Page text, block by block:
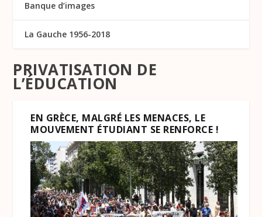
PRIVATISATION DE
L’ÉDUCATION
EN GRÈCE, MALGRÉ LES MENACES, LE
MOUVEMENT ÉTUDIANT SE RENFORCE !
Banque d’images
La Gauche 1956-2018